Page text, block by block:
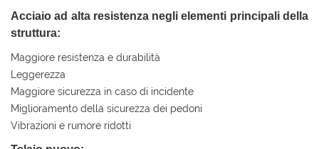
Acciaio ad alta resistenza negli elementi principali della
struttura:
Maggiore resistenza e durabilità
Leggerezza
Maggiore sicurezza in caso di incidente
Miglioramento della sicurezza dei pedoni
Vibrazioni e rumore ridotti
modificare
le
scelte
in
qualsiasi
momento.